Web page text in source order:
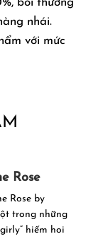
bồi thường
nhái.
với mức
Rose
Rose by
trong những
hiếm hoi